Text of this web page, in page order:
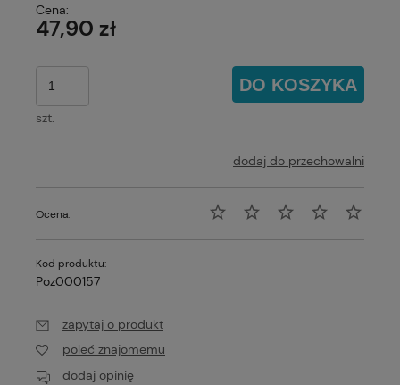
Cena:
47,90 zł
szt.
DO KOSZYKA
dodaj do przechowalni
Ocena:
Kod produktu:
Poz000157
zapytaj o produkt
poleć znajomemu
dodaj opinię